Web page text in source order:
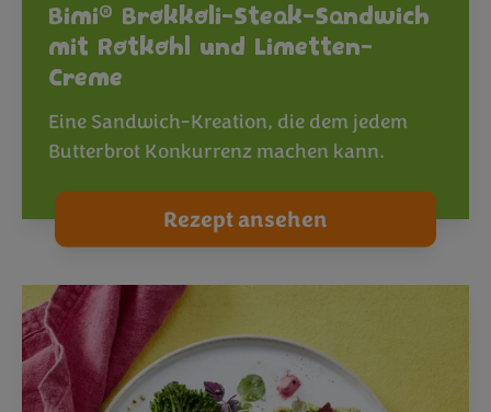
Bimi® Brokkoli-Steak-Sandwich
mit Rotkohl und Limetten-
Creme
Eine Sandwich-Kreation, die dem jedem
Butterbrot Konkurrenz machen kann.
Rezept ansehen